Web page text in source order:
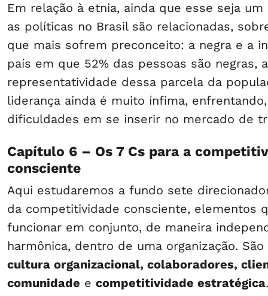
Em relação à etnia, ainda que esse seja
as políticas no Brasil são relacionadas,
que mais sofrem preconceito: a negra e a
país em que 52% das pessoas são negras, a
representatividade dessa parcela da
liderança ainda é muito ínfima,
dificuldades em se inserir no mercado de
Capítulo 6 – Os 7 Cs para a
consciente
Aqui estudaremos a fundo sete
da competitividade consciente, elementos
funcionar em conjunto, de maneira
harmônica, dentro de uma organização.
cultura organizacional, colaboradores,
comunidade e competitividade estratégica.